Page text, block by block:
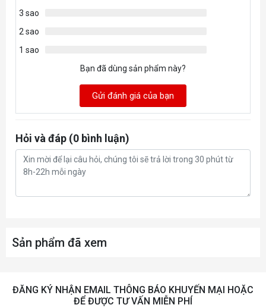
3 sao
2 sao
1 sao
Bạn đã dùng sản phẩm này?
Gửi đánh giá của bạn
Hỏi và đáp (0 bình luận)
Sản phẩm đã xem
ĐĂNG KÝ NHẬN EMAIL THÔNG BÁO KHUYẾN MẠI HOẶC
ĐỂ ĐƯỢC TƯ VẤN MIỄN PHÍ